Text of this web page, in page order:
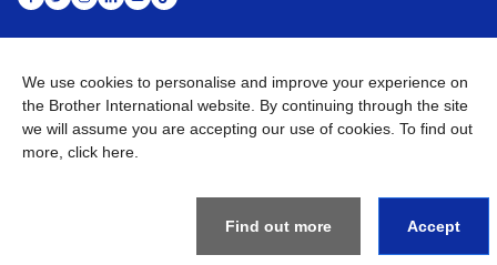
Indonesia Jaringan Global
Privacy Policy Ketentuan Penggunaan Site Map Kunjungi Situs Global
Rights Reserved
We use cookies to personalise and improve your experience on
the Brother International website. By continuing through the site
we will assume you are accepting our use of cookies. To find out
more, click here
Find out more Accept